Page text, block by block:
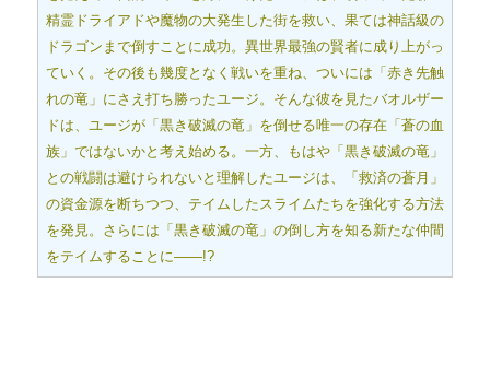
精霊ドライアドや魔物の大発生した街を救い、果ては神話級の
ドラゴンまで倒すことに成功。異世界最強の賢者に成り上がっ
ていく。その後も幾度となく戦いを重ね、ついには「赤き先触
れの竜」にさえ打ち勝ったユージ。そんな彼を見たバオルザー
ドは、ユージが「黒き破滅の竜」を倒せる唯一の存在「蒼の血
族」ではないかと考え始める。一方、もはや「黒き破滅の竜」
との戦闘は避けられないと理解したユージは、「救済の蒼月」
の資金源を断ちつつ、テイムしたスライムたちを強化する方法
を発見。さらには「黒き破滅の竜」の倒し方を知る新たな仲間
をテイムすることに――!?